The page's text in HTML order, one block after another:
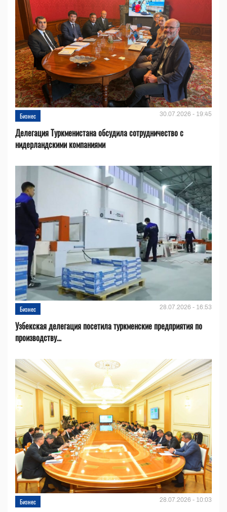
Бизнес 30.07.2026 - 19:45
Делегация Туркменистана обсудила сотрудничество с
нидерландскими компаниями
Бизнес 28.07.2026 - 16:53
Узбекская делегация посетила туркменские предприятия по
производству...
Бизнес 28.07.2026 - 10:03